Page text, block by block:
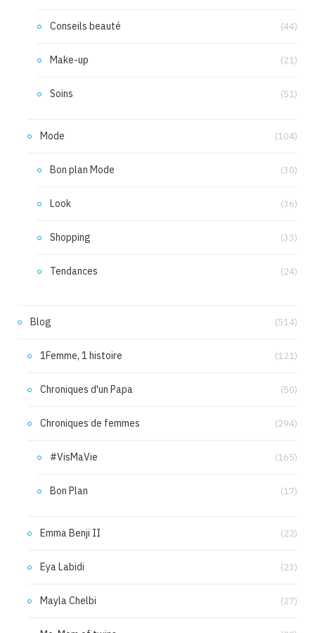
Conseils beauté (44)
Make-up (21)
Soins (51)
Mode (104)
Bon plan Mode (30)
Look (36)
Shopping (33)
Tendances (24)
Blog (514)
1Femme, 1 histoire (121)
Chroniques d'un Papa (50)
Chroniques de femmes (294)
#VisMaVie (165)
Bon Plan (17)
Emma Benji II (22)
Eya Labidi (23)
Mayla Chelbi (27)